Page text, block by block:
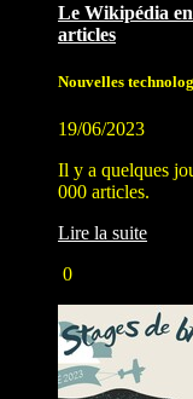
Le Wikipédia en
articles
Nouvelles
19/06/2023
Il y a quelques
000 articles.
Lire la suite
0